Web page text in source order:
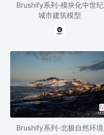
Brushify系列-模块化中世纪
城市建筑模型
Brushify系列-北极自然环境